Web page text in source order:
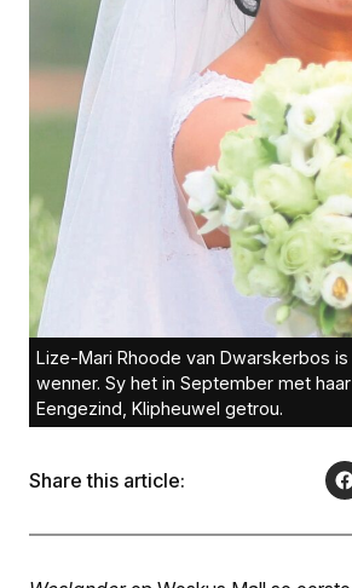
Lize-Mari Rhoode van Dwarskerbos
wenner. Sy het in September met
Eengezind, Klipheuwel getrou.
Share this article: